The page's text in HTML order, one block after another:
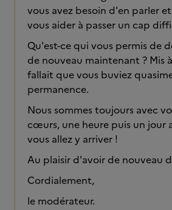
vous avez besoin d'en parler
vous aider à passer un cap
Qu'est-ce qui vous permis de
de nouveau maintenant ? Mis
fallait que vous buviez
permanence.
Nous sommes toujours avec
cœurs, une heure puis un jour
vous allez y arriver !
Au plaisir d'avoir de nouveau
Cordialement,
le modérateur.